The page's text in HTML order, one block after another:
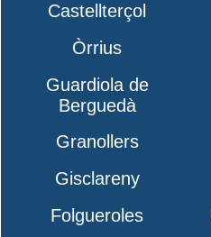
Castellterçol
Òrrius
Guardiola de
Berguedà
Granollers
Gisclareny
Folgueroles